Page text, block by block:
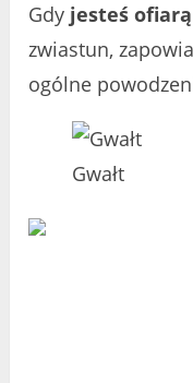
Gdy jesteś
zwiastun,
ogólne
Gwałt